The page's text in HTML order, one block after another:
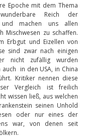
Epoche mit dem Thema
Reich der
machen uns allen
Mischwesen zu schaffen.
Erbgut und Eizellen von
sind zwar nach einigen
nicht zufällig wurden
in den USA, in China
Kritiker nennen diese
Vergleich ist freilich
wissen ließ, aus welchen
seinen Unhold
oder nur eines der
war, von denen seit